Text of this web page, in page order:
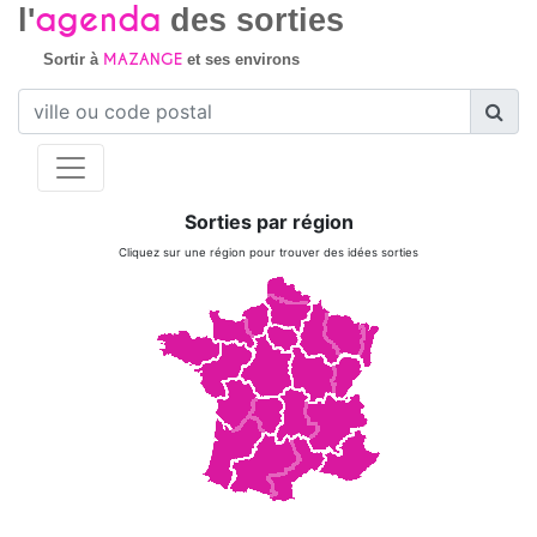
l'agenda des sorties
Sortir à MAZANGEet ses environs
Sorties par région
Cliquez sur une région pour trouver des idées sorties